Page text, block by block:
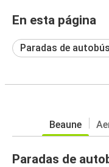
En esta página
Paradas de autobús
Beaune
Paradas de